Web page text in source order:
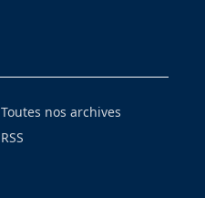
Toutes nos archives
RSS